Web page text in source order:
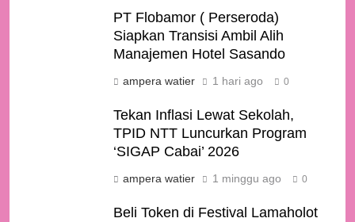
PT Flobamor ( Perseroda)
Siapkan Transisi Ambil Alih
Manajemen Hotel Sasando
ampera watier 1 hari ago 0
Tekan Inflasi Lewat Sekolah,
TPID NTT Luncurkan Program
‘SIGAP Cabai’ 2026
ampera watier 1 minggu ago 0
Beli Token di Festival Lamaholot